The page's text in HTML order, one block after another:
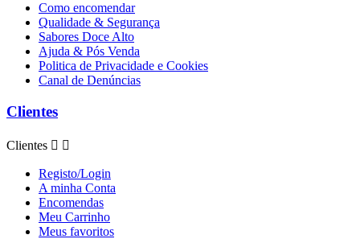
Como encomendar
Qualidade & Segurança
Sabores Doce Alto
Ajuda & Pós Venda
Politica de Privacidade e Cookies
Canal de Denúncias
Clientes
Clientes  
Registo/Login
A minha Conta
Encomendas
Meu Carrinho
Meus favoritos